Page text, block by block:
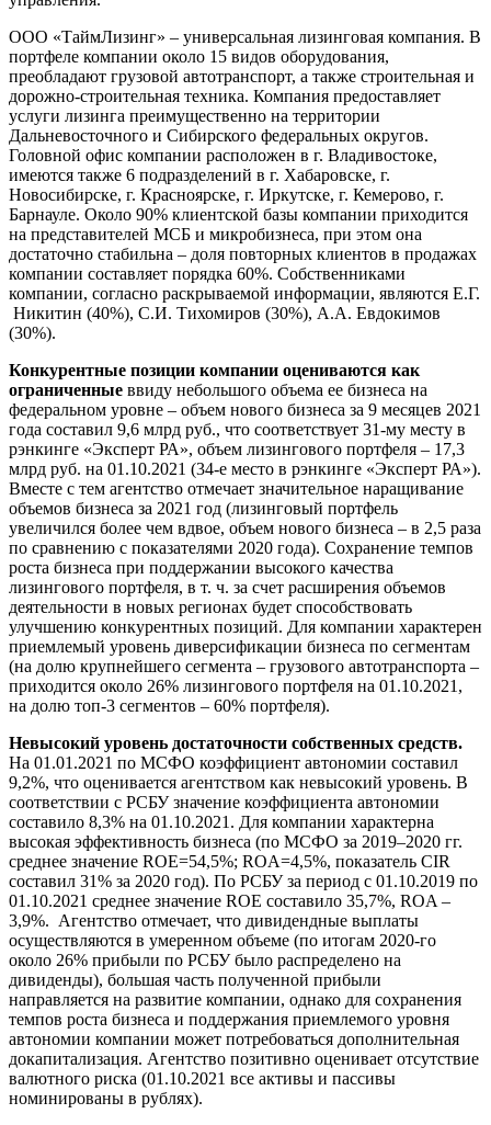
ООО «ТаймЛизинг» – универсальная лизинговая компания. В
портфеле компании около 15 видов оборудования,
преобладают грузовой автотранспорт, а также строительная и
дорожно-строительная техника. Компания предоставляет
услуги лизинга преимущественно на территории
Дальневосточного и Сибирского федеральных округов.
Головной офис компании расположен в г. Владивостоке,
имеются также 6 подразделений в г. Хабаровске, г.
Новосибирске, г. Красноярске, г. Иркутске, г. Кемерово, г.
Барнауле. Около 90% клиентской базы компании приходится
на представителей МСБ и микробизнеса, при этом она
достаточно стабильна – доля повторных клиентов в продажах
компании составляет порядка 60%. Собственниками
компании, согласно раскрываемой информации, являются Е.Г.
Никитин (40%), С.И. Тихомиров (30%), А.А. Евдокимов
(30%).
Конкурентные позиции компании оцениваются как
ограниченные ввиду небольшого объема ее бизнеса на
федеральном уровне – объем нового бизнеса за 9 месяцев 2021
года составил 9,6 млрд руб., что соответствует 31-му месту в
рэнкинге «Эксперт РА», объем лизингового портфеля – 17,3
млрд руб. на 01.10.2021 (34-е место в рэнкинге «Эксперт РА»).
Вместе с тем агентство отмечает значительное наращивание
объемов бизнеса за 2021 год (лизинговый портфель
увеличился более чем вдвое, объем нового бизнеса – в 2,5 раза
по сравнению с показателями 2020 года). Сохранение темпов
роста бизнеса при поддержании высокого качества
лизингового портфеля, в т. ч. за счет расширения объемов
деятельности в новых регионах будет способствовать
улучшению конкурентных позиций. Для компании характерен
приемлемый уровень диверсификации бизнеса по сегментам
(на долю крупнейшего сегмента – грузового автотранспорта –
приходится около 26% лизингового портфеля на 01.10.2021,
на долю топ-3 сегментов – 60% портфеля).
Невысокий уровень достаточности собственных средств.
На 01.01.2021 по МСФО коэффициент автономии составил
9,2%, что оценивается агентством как невысокий уровень. В
соответствии с РСБУ значение коэффициента автономии
составило 8,3% на 01.10.2021. Для компании характерна
высокая эффективность бизнеса (по МСФО за 2019–2020 гг.
среднее значение ROE=54,5%; ROA=4,5%, показатель CIR
составил 31% за 2020 год). По РСБУ за период с 01.10.2019 по
01.10.2021 среднее значение ROE составило 35,7%, ROA –
3,9%. Агентство отмечает, что дивидендные выплаты
осуществляются в умеренном объеме (по итогам 2020-го
около 26% прибыли по РСБУ было распределено на
дивиденды), большая часть полученной прибыли
направляется на развитие компании, однако для сохранения
темпов роста бизнеса и поддержания приемлемого уровня
автономии компании может потребоваться дополнительная
докапитализация. Агентство позитивно оценивает отсутствие
валютного риска (01.10.2021 все активы и пассивы
номинированы в рублях).